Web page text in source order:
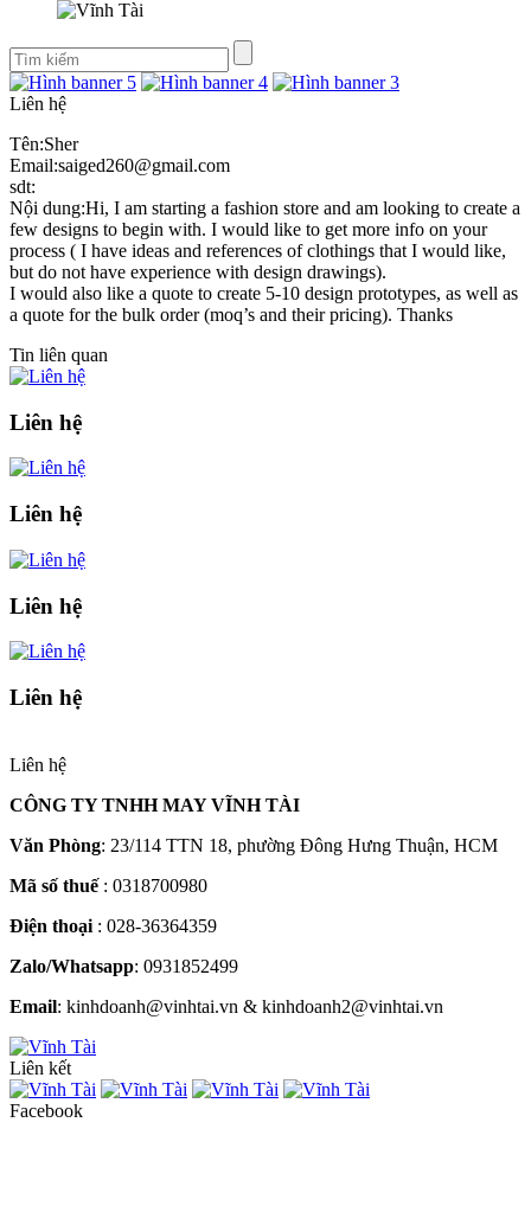
Liên hệ
Tên:Sher
Email:saiged260@gmail.com
sdt:
Nội dung:Hi, I am starting a fashion store and am looking to create a
few designs to begin with. I would like to get more info on your
process ( I have ideas and references of clothings that I would like,
but do not have experience with design drawings).
I would also like a quote to create 5-10 design prototypes, as well as
a quote for the bulk order (moq’s and their pricing). Thanks
Tin liên quan
Liên hệ
Liên hệ
Liên hệ
Liên hệ
Liên hệ
CÔNG TY TNHH MAY VĨNH TÀI
Văn Phòng: 23/114 TTN 18, phường Đông Hưng Thuận, HCM
Mã số thuế : 0318700980
Điện thoại : 028-36364359
Zalo/Whatsapp: 0931852499
Email: kinhdoanh@vinhtai.vn & kinhdoanh2@vinhtai.vn
Liên kết
Facebook